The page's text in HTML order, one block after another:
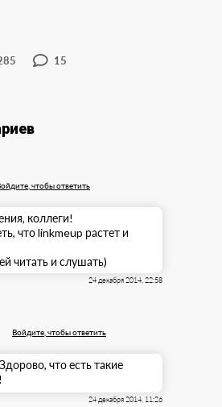
15
чтобы ответить
коллеги!
что linkmeup растет и
читать и слушать)
24 декабря 2014, 22:58
Войдите, чтобы ответить
что есть такие
24 декабря 2014, 11:26